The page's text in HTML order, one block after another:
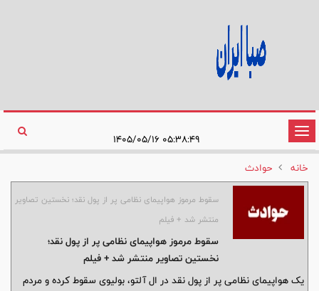
تغییر
وضعیت
ناوبری
خانه
حوادث
سقوط مرموز هواپیمای نظامی پر از پول نقد؛ نخستین تصاویر
منتشر شد + فیلم
سقوط مرموز هواپیمای نظامی پر از پول نقد؛
نخستین تصاویر منتشر شد + فیلم
یک هواپیمای نظامی پر از پول نقد در ال آلتو، بولیوی سقوط کرده و مردم